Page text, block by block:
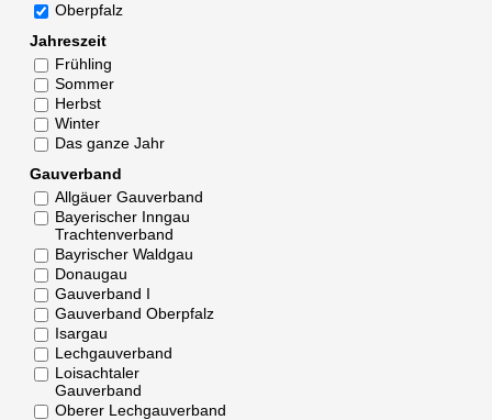
Oberpfalz
Jahreszeit
Frühling
Sommer
Herbst
Winter
Das ganze Jahr
Gauverband
Allgäuer Gauverband
Bayerischer Inngau
Trachtenverband
Bayrischer Waldgau
Donaugau
Gauverband I
Gauverband Oberpfalz
Isargau
Lechgauverband
Loisachtaler
Gauverband
Oberer Lechgauverband